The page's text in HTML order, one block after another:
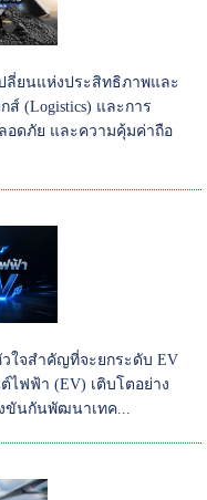
ลี่ยนแห่งประสิทธิภาพและ
(Logistics) และการ
ดภัย และความคุ้มค่าถือ
ใจสำคัญที่จะยกระดับ EV
ฟฟ้า (EV) เติบโตอย่าง
ขันกันพัฒนาเทค...